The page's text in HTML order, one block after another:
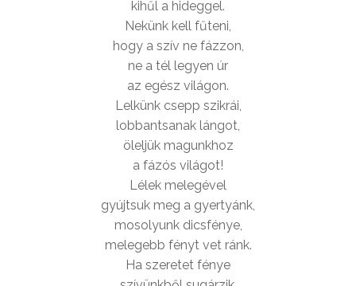
kihűl a hideggel.
Nekünk kell fűteni,
hogy a szív ne fázzon,
ne a tél legyen úr
az egész világon.
Lelkünk csepp szikrái,
lobbantsanak lángot,
öleljük magunkhoz
a fázós világot!
Lélek melegével
gyújtsuk meg a gyertyánk,
mosolyunk dicsfénye,
melegebb fényt vet ránk.
Ha szeretet fénye